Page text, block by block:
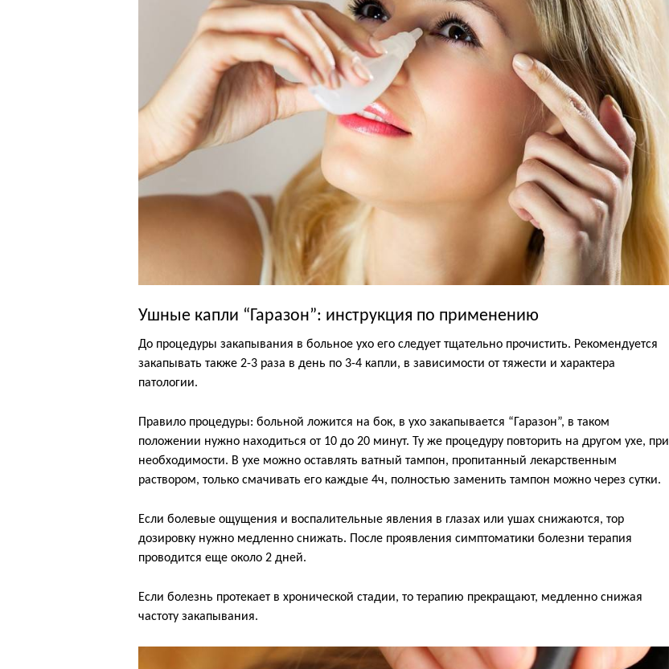
Ушные капли “Гаразон”: инструкция по применению
До процедуры закапывания в больное ухо его следует тщательно прочистить. Рекомендуется
закапывать также 2-3 раза в день по 3-4 капли, в зависимости от тяжести и характера
патологии.
Правило процедуры: больной ложится на бок, в ухо закапывается “Гаразон”, в таком
положении нужно находиться от 10 до 20 минут. Ту же процедуру повторить на другом ухе, при
необходимости. В ухе можно оставлять ватный тампон, пропитанный лекарственным
раствором, только смачивать его каждые 4ч, полностью заменить тампон можно через сутки.
Если болевые ощущения и воспалительные явления в глазах или ушах снижаются, тор
дозировку нужно медленно снижать. После проявления симптоматики болезни терапия
проводится еще около 2 дней.
Если болезнь протекает в хронической стадии, то терапию прекращают, медленно снижая
частоту закапывания.